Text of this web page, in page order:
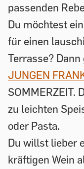
passenden
Du möchtest
für einen
Terrasse?
JUNGEN
SOMMERZEIT.
zu leichten
oder Pasta.
Du willst lieber
kräftigen Wein